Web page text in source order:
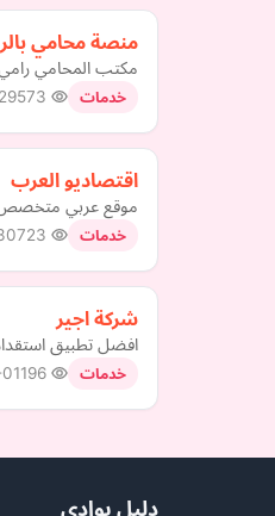
منصة محامي
مكتب المحامي
خدمات
اقتصاديو العرب
موقع عربي متخصص
خدمات
شركة اجير
افضل تطبيق
خدمات
دليل بوادي